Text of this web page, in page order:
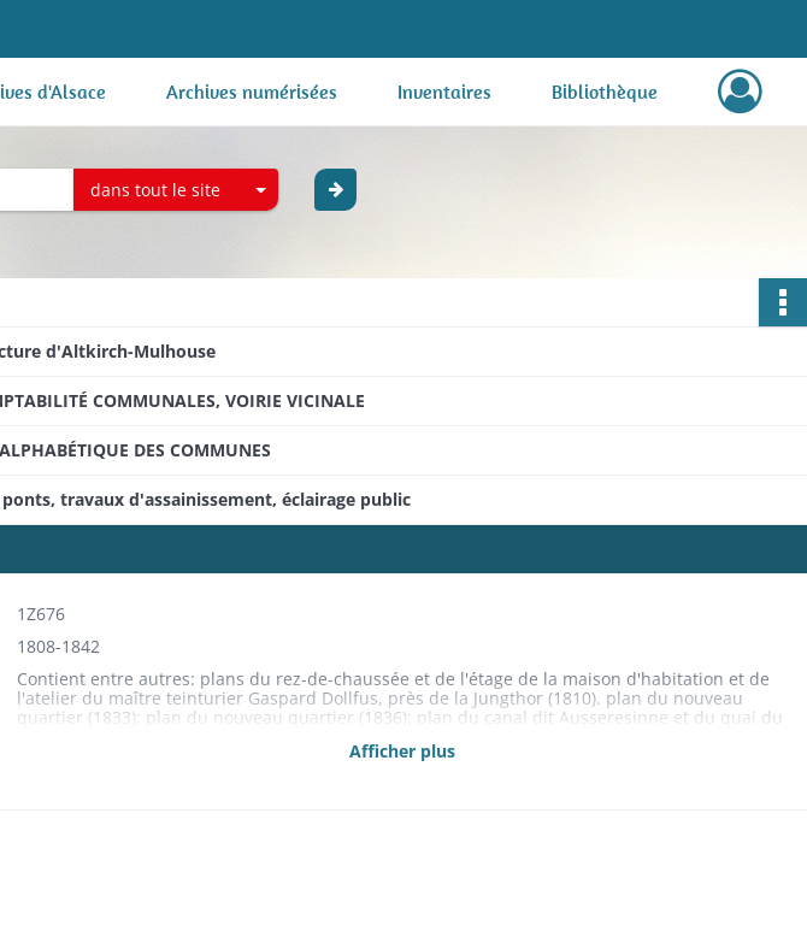
d'Alsace Archives numérisées Inventaires Bibliothèque
dans tout le site
d'Altkirch-Mulhouse
COMMUNALES, VOIRIE VICINALE
DES COMMUNES
travaux d'assainissement, éclairage public
1Z676
1808-1842
Contient entre autres: plans du rez-de-chaussée et de l'étage de la maison d'habitation et de
l'atelier du maître teinturier Gaspard Dollfus, près de la Jungthor (1810). plan du nouveau
quartier (1833); plan du nouveau quartier (1836); plan du canal dit Ausseresinne et du quai du
Afficher plus